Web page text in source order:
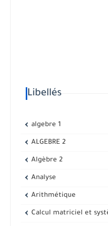
Libellés
algebre 1
ALGEBRE 2
Algèbre 2
Analyse
Arithmétique
Calcul matriciel et